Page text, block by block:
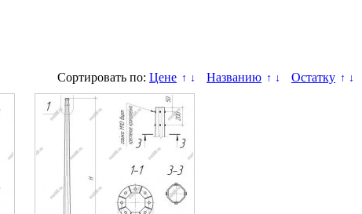
Сортировать по: Цене ↑ ↓ Названию ↑ ↓ Остатку ↑ ↓